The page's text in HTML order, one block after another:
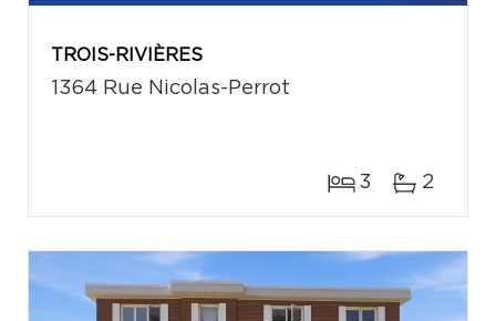
TROIS-RIVIÈRES
1364 Rue Nicolas-Perrot
3 2